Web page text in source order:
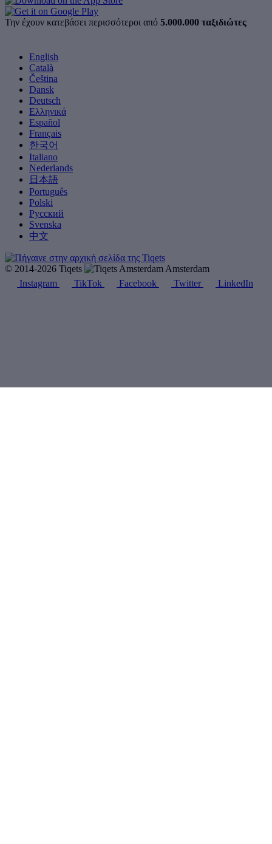
Την έχουν κατεβάσει περισσότεροι από 5.000.000 ταξιδιώτες
English
Català
Čeština
Dansk
Deutsch
Ελληνικά
Español
Français
한국어
Italiano
Nederlands
日本語
Português
Polski
Русский
Svenska
中文
© 2014-2026 Tiqets
Amsterdam
Instagram
TikTok Facebook Twitter LinkedIn